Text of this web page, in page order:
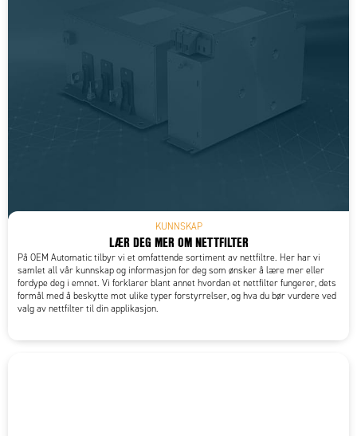
KUNNSKAP
LÆR DEG MER OM NETTFILTER
På OEM Automatic tilbyr vi et omfattende sortiment av nettfiltre. Her har vi
samlet all vår kunnskap og informasjon for deg som ønsker å lære mer eller
fordype deg i emnet. Vi forklarer blant annet hvordan et nettfilter fungerer, dets
formål med å beskytte mot ulike typer forstyrrelser, og hva du bør vurdere ved
valg av nettfilter til din applikasjon.